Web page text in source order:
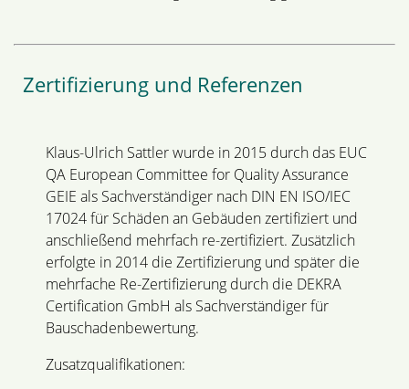
Zertifizierung und Referenzen
Klaus-Ulrich Sattler wurde in 2015 durch das EUC
QA European Committee for Quality Assurance
GEIE als Sachverständiger nach DIN EN ISO/IEC
17024 für Schäden an Gebäuden zertifiziert und
anschließend mehrfach re-zertifiziert. Zusätzlich
erfolgte in 2014 die Zertifizierung und später die
mehrfache Re-Zertifizierung durch die DEKRA
Certification GmbH als Sachverständiger für
Bauschadenbewertung.
Zusatzqualifikationen: